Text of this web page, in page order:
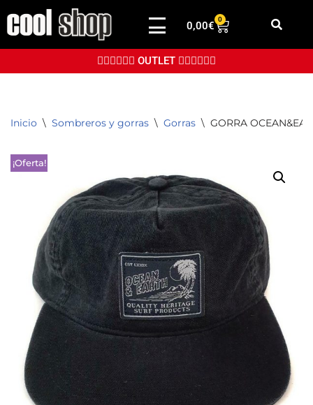
Saltar
contenido
0,00€
0
👉🏼👉🏼👉🏼 OUTLET 👈🏼👈🏼👈🏼
Inicio \ Sombreros y gorras \ Gorras \ GORRA
¡Oferta!